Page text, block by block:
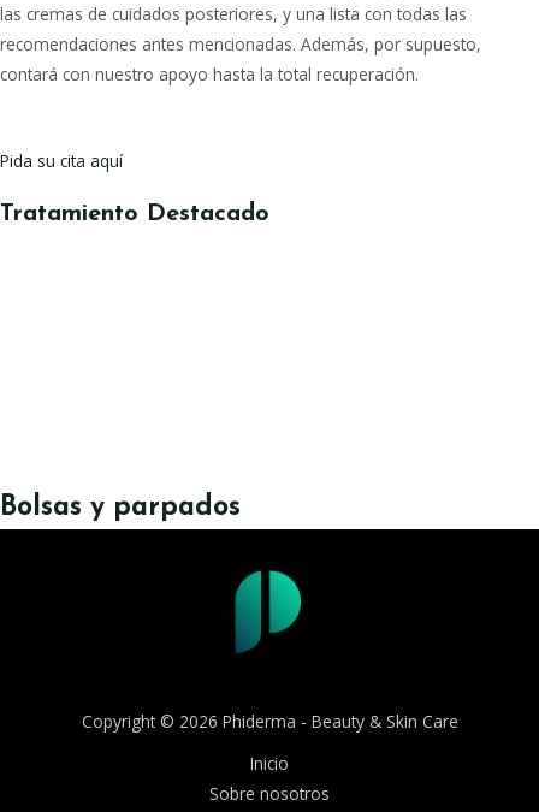
las cremas de cuidados posteriores, y una lista con todas las
recomendaciones antes mencionadas. Además, por supuesto,
contará con nuestro apoyo hasta la total recuperación.
Pida su cita aquí
Tratamiento Destacado
Bolsas y parpados
Copyright © 2026 Phiderma - Beauty & Skin Care
Inicio
Sobre nosotros